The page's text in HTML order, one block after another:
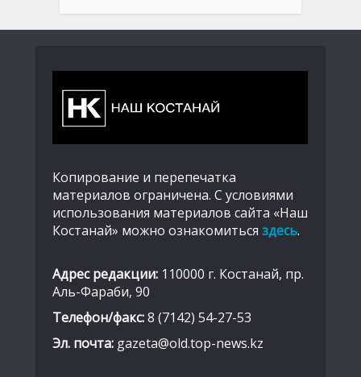
Копирование и перепечатка
материалов ограничена. С условиями
использования материалов сайта «Наш
Костанай» можно ознакомиться здесь.
Адрес редакции: 110000 г. Костанай, пр.
Аль-Фараби, 90
Телефон/факс:8 (7142) 54-27-53
Эл. почта: gazeta@old.top-news.kz